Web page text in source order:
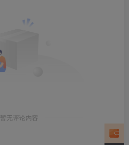
暂无评论内容